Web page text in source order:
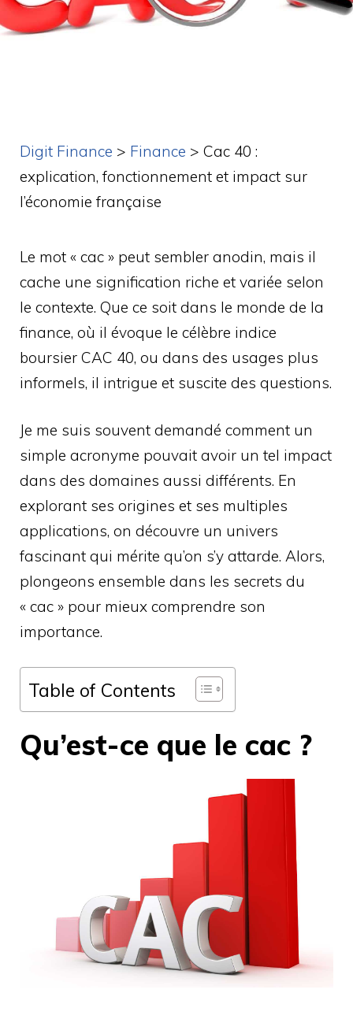
Digit Finance > Finance > Cac 40 :
explication, fonctionnement et impact sur
l’économie française
Le mot « cac » peut sembler anodin, mais il
cache une signification riche et variée selon
le contexte. Que ce soit dans le monde de la
finance, où il évoque le célèbre indice
boursier CAC 40, ou dans des usages plus
informels, il intrigue et suscite des questions.
Je me suis souvent demandé comment un
simple acronyme pouvait avoir un tel impact
dans des domaines aussi différents. En
explorant ses origines et ses multiples
applications, on découvre un univers
fascinant qui mérite qu’on s’y attarde. Alors,
plongeons ensemble dans les secrets du
« cac » pour mieux comprendre son
importance.
Table of Contents
Qu’est-ce que le cac ?